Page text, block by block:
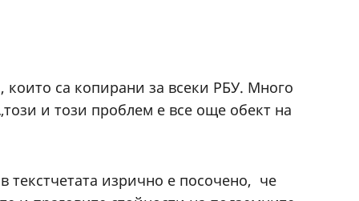
са копирани за всеки РБУ. Много
и този проблем е все още обект на
текстчетата изрично е посочено, че